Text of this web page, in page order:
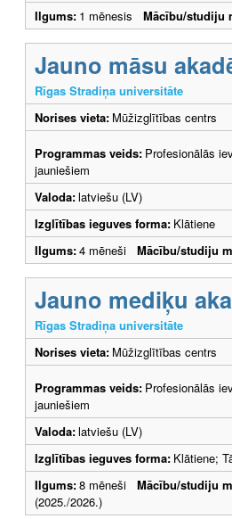
Ilgums: 1 mēnesis Mācību/studiju
Jauno māsu
Rīgas Stradiņa universitāte
Norises vieta: Mūžizglītības centrs
Programmas veids: Profesionālās
jauniešiem
Valoda:latviešu (LV)
Izglītības ieguves forma: Klātiene
Ilgums:4 mēneši Mācību/studiju
Jauno mediķu
Rīgas Stradiņa universitāte
Norises vieta: Mūžizglītības centrs
Programmas veids: Profesionālās
jauniešiem
Valoda:latviešu (LV)
Izglītības ieguves forma: Klātiene;
Ilgums:8 mēneši Mācību/studiju
(2025./2026.)